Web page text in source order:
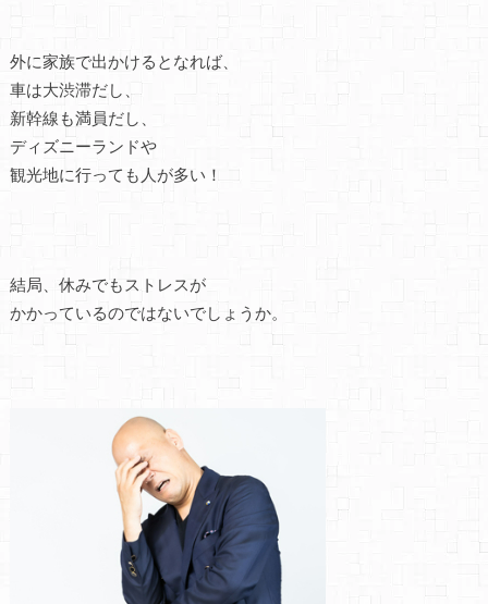
外に家族で出かけるとなれば、
車は大渋滞だし、
新幹線も満員だし、
ディズニーランドや
観光地に行っても人が多い！
結局、休みでもストレスが
かかっているのではないでしょうか。